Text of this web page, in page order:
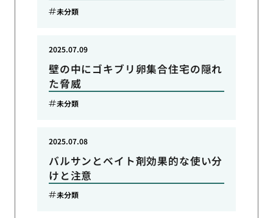
未分類
壁の中にゴキブリ卵集合住宅の隠れ
た脅威
2025.07.09
未分類
バルサンとベイト剤効果的な使い分
けと注意
2025.07.08
未分類